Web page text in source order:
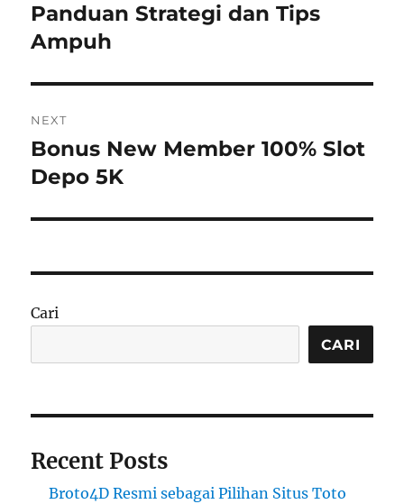
post:
Panduan Strategi dan Tips
Ampuh
NEXT
Next
post:
Bonus New Member 100% Slot
Depo 5K
Cari
CARI
Recent Posts
Broto4D Resmi sebagai Pilihan Situs Toto